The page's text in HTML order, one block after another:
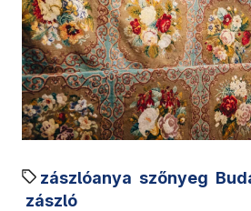
zászlóanya szőnyeg
zászló